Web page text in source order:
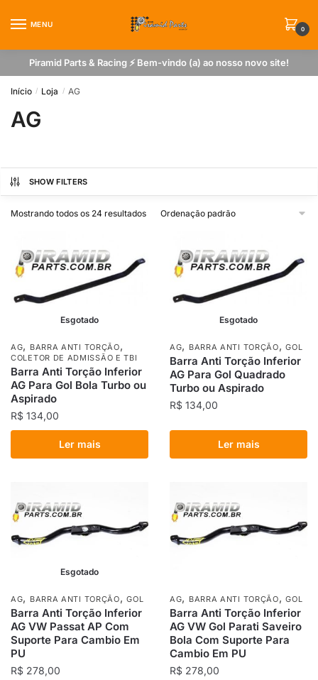
MENU
0
Piramid Parts & Racing ⚡ Bem-vindo (a) ao nosso novo site!
Início / Loja / AG
AG
SHOW FILTERS
Mostrando todos os 24 resultados
Esgotado
AG, BARRA ANTI TORÇÃO,
COLETOR DE ADMISSÃO E TBI
Barra Anti Torção Inferior
AG Para Gol Bola Turbo ou
Aspirado
R$ 134,00
Ler mais
Esgotado
AG, BARRA ANTI TORÇÃO,GOL
Barra Anti Torção Inferior
AG Para Gol Quadrado
Turbo ou Aspirado
R$ 134,00
Ler mais
Esgotado
AG, BARRA ANTI TORÇÃO,GOL
Barra Anti Torção Inferior
AG VW Passat AP Com
Suporte Para Cambio Em
PU
R$ 278,00
AG, BARRA ANTI TORÇÃO,GOL
Barra Anti Torção Inferior
AG VW Gol Parati Saveiro
Bola Com Suporte Para
Cambio Em PU
R$ 278,00